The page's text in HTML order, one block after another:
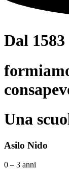
Dal 1583
Una
Asilo Nido
0 – 3 anni